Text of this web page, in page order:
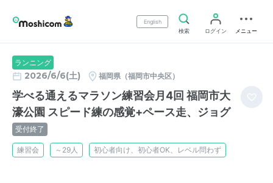
English
検索
ログイン メニュー
ランニング
2026/6/6(土) 福岡県（福岡市中央区）
学べる通えるマラソン練習会月4回 福岡市大
濠公園 スピード練の感覚+ペース走、ジョグ
受付終了
練習会 ～29人 初心者向け、初心者OK、レベル問わず